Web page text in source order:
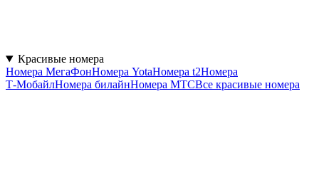
Красивые номера
Номера МегаФонНомера YotaНомера t2Номера
Т‑МобайлНомера билайнНомера МТСВсе красивые номера